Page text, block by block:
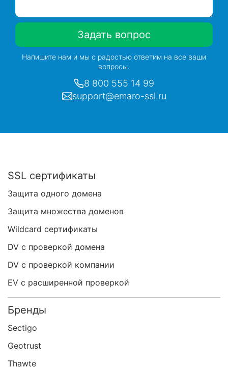
Задать вопрос
Напишите нам и мы с радостью ответим на все ваши
вопросы.
8 800 555 14 99
support@emaro-ssl.ru
SSL сертификаты
Защита одного домена
Защита множества доменов
Wildcard сертификаты
DV с проверкой домена
DV с проверкой компании
EV с расширенной проверкой
Бренды
Sectigo
Geotrust
Thawte